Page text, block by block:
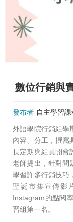
數位行銷與
發布者-自主學習課
外語學院行銷組學
內容、分工，撰寫
長定期與組員開會
老師提出，針對問
學習許多行銷技巧
聖誕市集宣傳影
Instagram的點閱
習組第一名。